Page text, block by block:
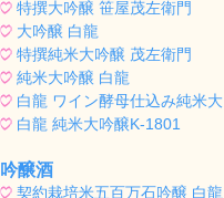
特撰大吟醸 笹屋茂左衛門
大吟醸 白龍
特撰純米大吟醸 茂左衛門
純米大吟醸 白龍
白龍 ワイン酵母仕込み純米
白龍 純米大吟醸K-1801
吟醸酒
契約栽培米五百万石吟醸 白龍